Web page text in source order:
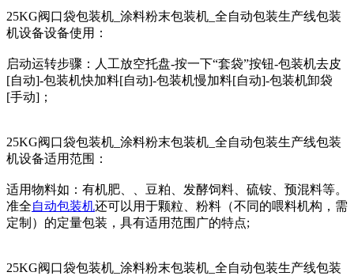
25KG阀口袋包装机_涂料粉末包装机_全自动包装生产线包装
机设备设备使用：
启动运转步骤：人工放空托盘-按一下“套袋”按钮-包装机去皮
[自动]-包装机快加料[自动]-包装机慢加料[自动]-包装机卸袋
[手动]；
25KG阀口袋包装机_涂料粉末包装机_全自动包装生产线包装
机设备适用范围：
适用物料如：有机肥、、豆粕、发酵饲料、硫铵、预混料等。
准全自动包装机还可以用于颗粒、粉料（不同的喂料机构，需
定制）的定量包装，具有适用范围广的特点;
25KG阀口袋包装机_涂料粉末包装机_全自动包装生产线包装